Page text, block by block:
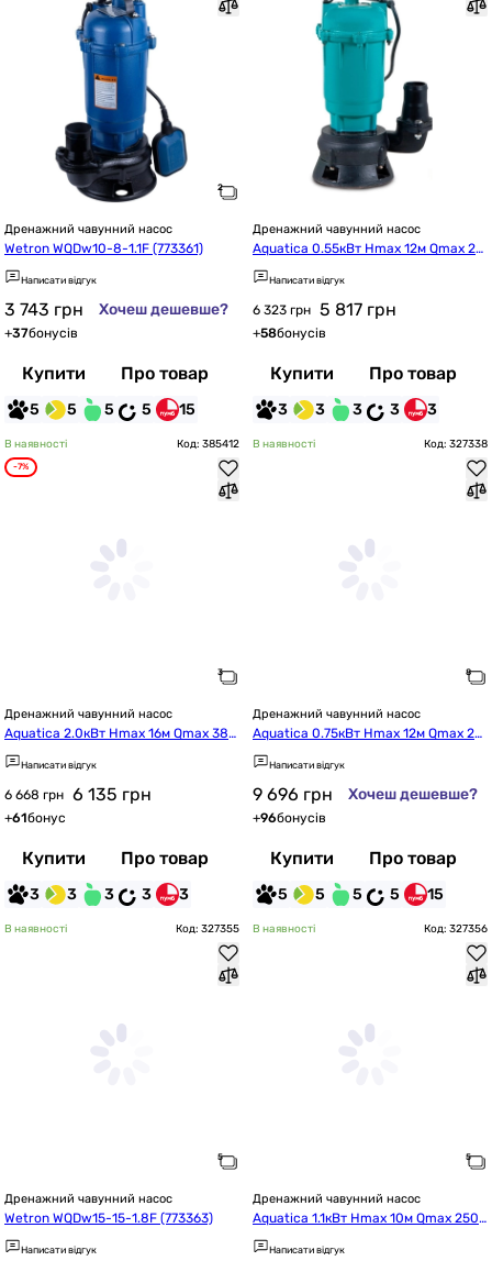
Дренажний чавунний насос
Wetron WQDw10-8-1.1F (773361)
Написати відгук
3 743 грн Хочеш дешевше?
+37бонусів
Купити Про товар
5 5 5 5 15
Дренажний чавунний насос
Aquatica 0.55кВт Hmax 12м Qmax 24
2л/хв (773411)
Написати відгук
6 323 грн 5 817 грн
+58бонусів
Купити Про товар
3 3 3 3 3
В наявності Код: 385412
-7%
Дренажний чавунний насос
Aquatica 2.0кВт Hmax 16м Qmax 380
л/хв mid (773393)
Написати відгук
6 668 грн 6 135 грн
+61бонус
Купити Про товар
3 3 3 3 3
В наявності Код: 327338
Дренажний чавунний насос
Aquatica 0.75кВт Hmax 12м Qmax 22
5л/хв з ножем (773432)
Написати відгук
9 696 грн Хочеш дешевше?
+96бонусів
Купити Про товар
5 5 5 5 15
В наявності Код: 327355
Дренажний чавунний насос
Wetron WQDw15-15-1.8F (773363)
Написати відгук
В наявності Код: 327356
Дренажний чавунний насос
Aquatica 1.1кВт Hmax 10м Qmax 250
л/хв mid (773381)
Написати відгук